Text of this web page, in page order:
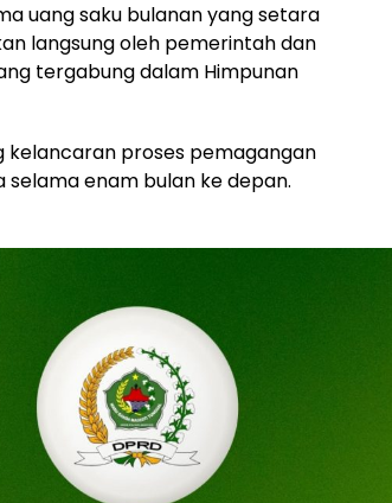
uang saku bulanan yang setara
langsung oleh pemerintah dan
tergabung dalam Himpunan
kelancaran proses pemagangan
enam bulan ke depan.